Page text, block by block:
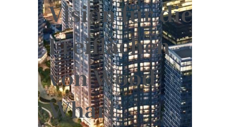
Vision für die
Freiflächen
von Wood
Wharf